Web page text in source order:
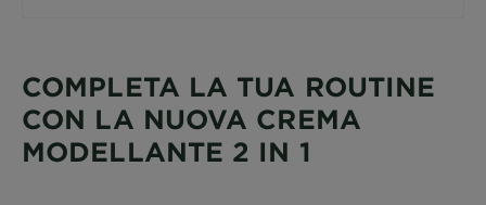
COMPLETA LA TUA ROUTINE
CON LA NUOVA CREMA
MODELLANTE 2 IN 1